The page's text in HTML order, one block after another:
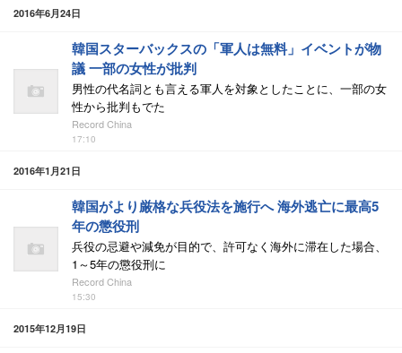
2016年6月24日
韓国スターバックスの「軍人は無料」イベントが物
議 一部の女性が批判
男性の代名詞とも言える軍人を対象としたことに、一部の女
性から批判もでた
Record China
17:10
2016年1月21日
韓国がより厳格な兵役法を施行へ 海外逃亡に最高5
年の懲役刑
兵役の忌避や減免が目的で、許可なく海外に滞在した場合、
1～5年の懲役刑に
Record China
15:30
2015年12月19日